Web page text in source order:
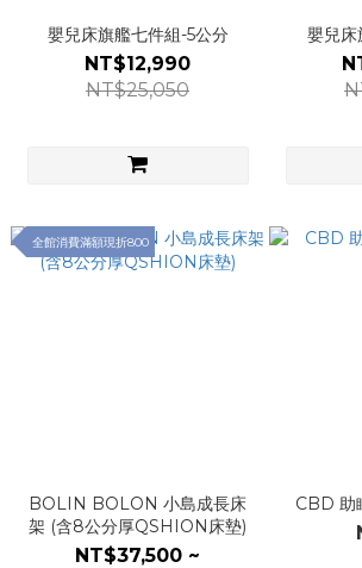
嬰兒床旗艦七件組-5公分
NT$12,990
NT$25,050
嬰兒
全館消費滿額現折800
BOLIN BOLON 小島成長床
架 (含8公分厚QSHION床墊)
NT$37,500 ~
CBD 助